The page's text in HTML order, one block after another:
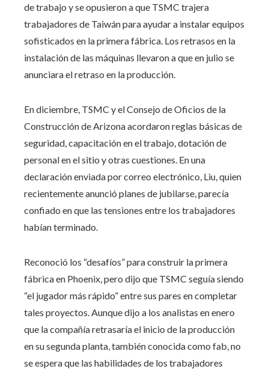
de trabajo y se opusieron a que TSMC trajera
trabajadores de Taiwán para ayudar a instalar equipos
sofisticados en la primera fábrica. Los retrasos en la
instalación de las máquinas llevaron a que en julio se
anunciara el retraso en la producción.
En diciembre, TSMC y el Consejo de Oficios de la
Construcción de Arizona acordaron reglas básicas de
seguridad, capacitación en el trabajo, dotación de
personal en el sitio y otras cuestiones. En una
declaración enviada por correo electrónico, Liu, quien
recientemente anunció planes de jubilarse, parecía
confiado en que las tensiones entre los trabajadores
habían terminado.
Reconoció los “desafíos” para construir la primera
fábrica en Phoenix, pero dijo que TSMC seguía siendo
“el jugador más rápido” entre sus pares en completar
tales proyectos. Aunque dijo a los analistas en enero
que la compañía retrasaría el inicio de la producción
en su segunda planta, también conocida como fab, no
se espera que las habilidades de los trabajadores